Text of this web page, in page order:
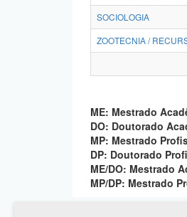
SOCIOLOGIA
ZOOTECNIA /
ME: Mestrado
DO: Doutorado
MP: Mestrado
DP: Doutorado
ME/DO: Mestrado
MP/DP: Mestrado